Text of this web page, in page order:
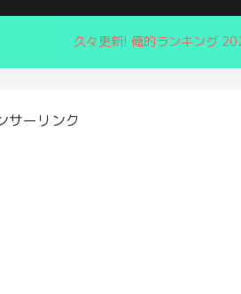
久々更新! 俺的ランキング
サーリンク